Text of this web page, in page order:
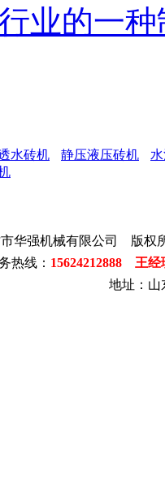
业的一
水砖机 静压液压砖机
华强机械有限公司 版权
热线： 15624212888 王
地址：山